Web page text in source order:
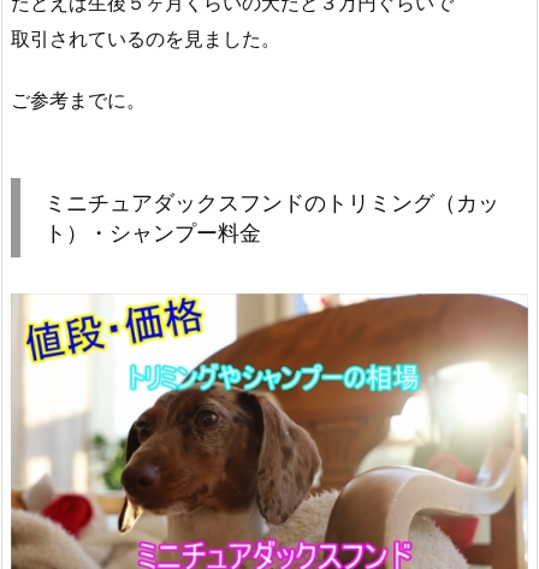
取引されているのを見ました。
ご参考までに。
ミニチュアダックスフンドのトリミング（カッ
ト）・シャンプー料金